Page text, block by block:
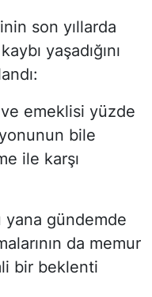
son yıllarda
yaşadığını
emeklisi yüzde
bile
ile karşı
yana gündemde
da memur
bir beklenti